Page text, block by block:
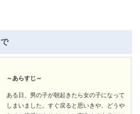
～あらすじ～
ある日、男の子が朝起きたら女の子になって
しまいました。すぐ戻ると思いきや、どうや